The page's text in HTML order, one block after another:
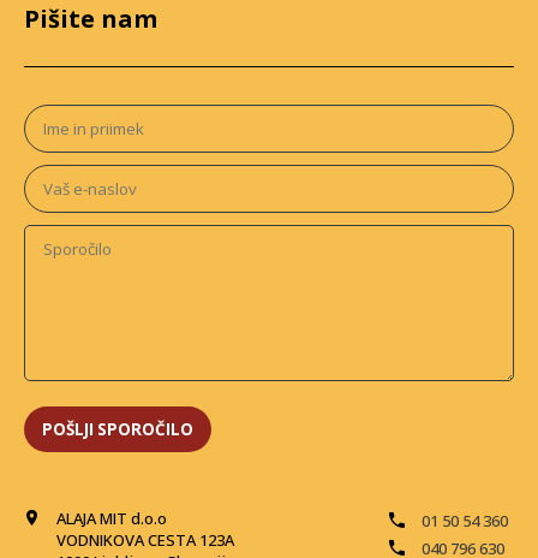
ALAJA MIT d.o.o
VODNIKOVA CESTA 123A
01 50 54 360
040 796 630
Pišite nam